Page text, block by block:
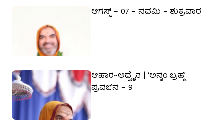
ಆಗಸ್ಟ್ – 07 – ನವಮಿ – ಶುಕ್ರವಾರ
ಆಹಾರ~ಅದ್ವೈತ | ‘ಅನ್ನಂ ಬ್ರಹ್ಮ’
ಪ್ರವಚನ – 9